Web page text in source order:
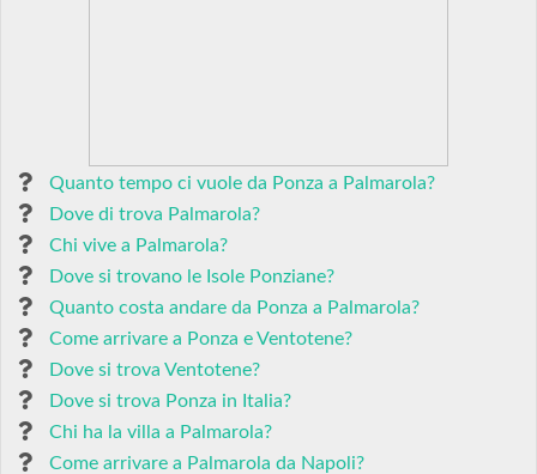
Quanto tempo ci vuole da Ponza a Palmarola?
Dove di trova Palmarola?
Chi vive a Palmarola?
Dove si trovano le Isole Ponziane?
Quanto costa andare da Ponza a Palmarola?
Come arrivare a Ponza e Ventotene?
Dove si trova Ventotene?
Dove si trova Ponza in Italia?
Chi ha la villa a Palmarola?
Come arrivare a Palmarola da Napoli?